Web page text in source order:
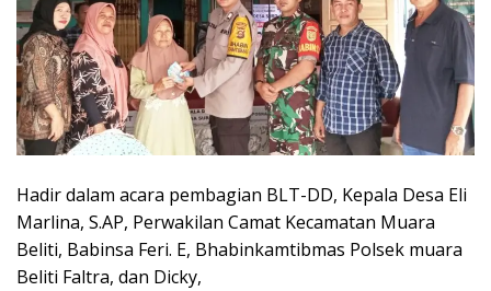
Hadir dalam acara pembagian BLT-DD, Kepala Desa Eli
Marlina, S.AP, Perwakilan Camat Kecamatan Muara
Beliti, Babinsa Feri. E, Bhabinkamtibmas Polsek muara
Beliti Faltra, dan Dicky,